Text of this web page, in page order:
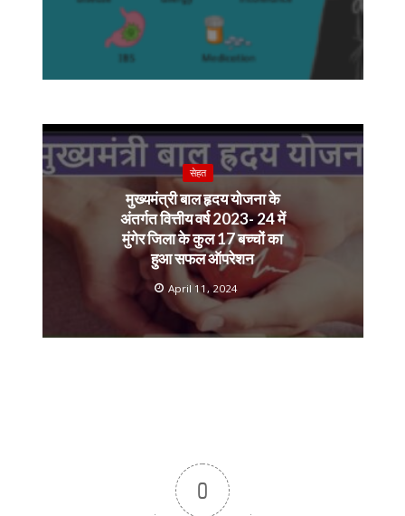
सेहत
मुख्यमंत्री बाल हृदय योजना के
अंतर्गत वित्तीय वर्ष 2023- 24 में
मुंगेर जिला के कुल 17 बच्चों का
हुआ सफल ऑपरेशन
April 11, 2024
0